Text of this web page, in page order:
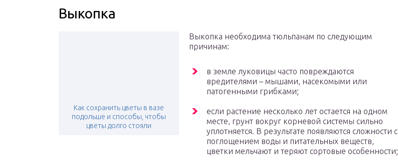
Выкопка
Как сохранить цветы в вазе
подольше и способы, чтобы
цветы долго стояли
Выкопка необходима тюльпанам по следующим
причинам:
в земле луковицы часто повреждаются
вредителями – мышами, насекомыми или
патогенными грибками;
если растение несколько лет остается на одном
месте, грунт вокруг корневой системы сильно
уплотняется. В результате появляются сложности с
поглощением воды и питательных веществ,
цветки мельчают и теряют сортовые особенности;